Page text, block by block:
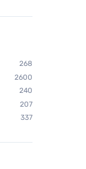
268
2600
240
207
337